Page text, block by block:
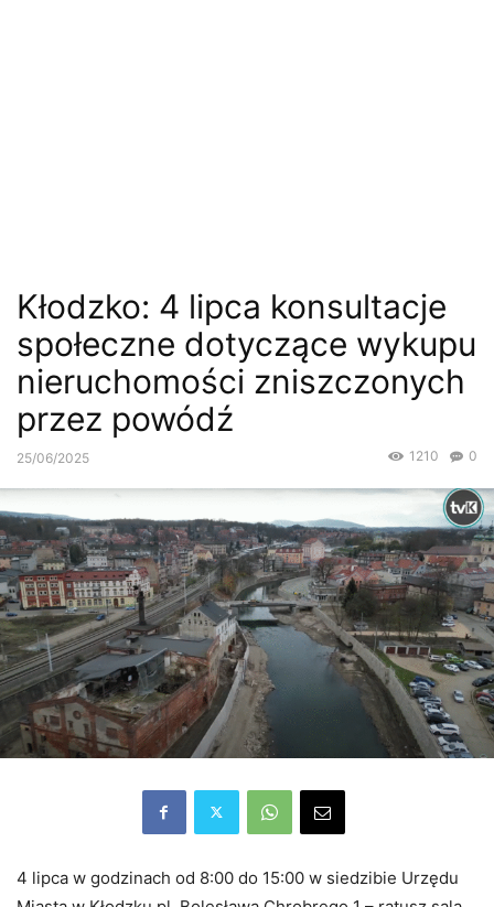
Kłodzko: 4 lipca konsultacje
społeczne dotyczące wykupu
nieruchomości zniszczonych
przez powódź
25/06/2025 0
1210
4 lipca w godzinach od 8:00 do 15:00 w siedzibie Urzędu